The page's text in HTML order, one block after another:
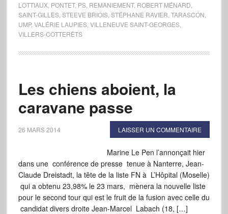
LOTTIAUX, PONTET, PS, REMANIEMENT, ROBERT MÉNARD
SAINT-GILLES, STEEVE BRIOIS, STÉPHANE RAVIER TARASCON
UMP, VALÉRIE LAUPIES, VILLENEUVE SAINT-GEORGES,
VILLERS-COTTERÊTS
Les chiens aboient, la
caravane passe
26 MARS 2014 LAISSER UN COMMENTAIRE
Marine Le Pen l’annonçait hier
dans une conférence de presse tenue à Nanterre, Jean-
Claude Dreistadt, la tête de la liste FN à L’Hôpital (Moselle)
qui a obtenu 23,98% le 23 mars, mènera la nouvelle liste
pour le second tour qui est le fruit de la fusion avec celle du
candidat divers droite Jean-Marcel Labach (18, […]